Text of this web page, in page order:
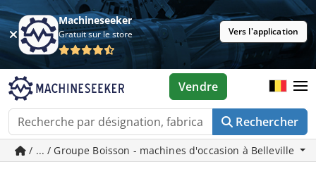
Machineseeker
Gratuit sur le store Vers l'application
Rechercher
Vendre
/ ... / Groupe Boisson - machines d'occasion à Belleville